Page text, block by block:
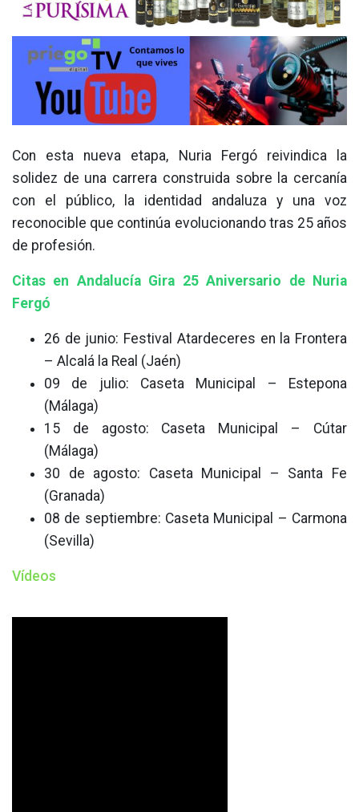
Con esta nueva etapa, Nuria Fergó reivindica la
solidez de una carrera construida sobre la cercanía
con el público, la identidad andaluza y una voz
reconocible que continúa evolucionando tras 25 años
de profesión.
Citas en Andalucía Gira 25 Aniversario de Nuria
Fergó
26 de junio: Festival Atardeceres en la Frontera
– Alcalá la Real (Jaén)
09 de julio: Caseta Municipal – Estepona
(Málaga)
15 de agosto: Caseta Municipal – Cútar
(Málaga)
30 de agosto: Caseta Municipal – Santa Fe
(Granada)
08 de septiembre: Caseta Municipal – Carmona
(Sevilla)
Vídeos